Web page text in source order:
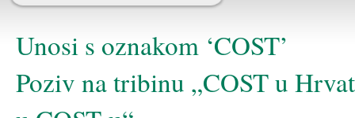
Unosi s oznakom ‘COST’
Poziv na tribinu „COST u